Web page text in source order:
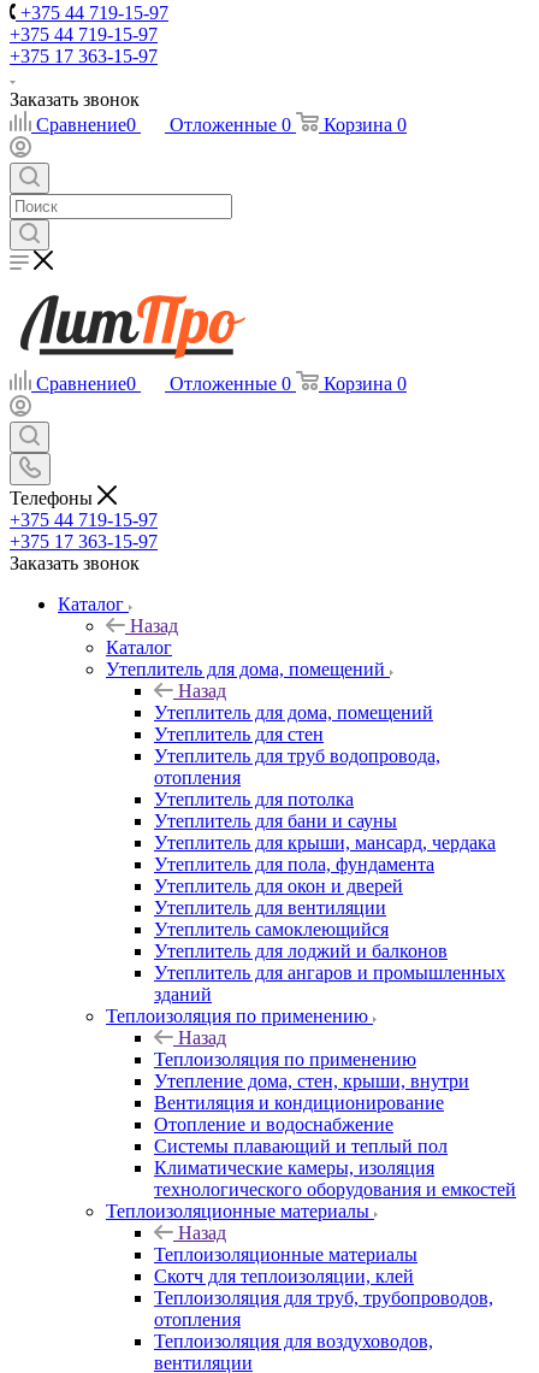
+375 44 719-15-97
+375 44 719-15-97
+375 17 363-15-97
Заказать звонок
Сравнение0 Отложенные 0 Корзина 0
Сравнение0 Отложенные 0 Корзина 0
Телефоны
+375 44 719-15-97
+375 17 363-15-97
Заказать звонок
Каталог
Назад
Каталог
Утеплитель для дома, помещений
Назад
Утеплитель для дома, помещений
Утеплитель для стен
Утеплитель для труб водопровода,
отопления
Утеплитель для потолка
Утеплитель для бани и сауны
Утеплитель для крыши, мансард, чердака
Утеплитель для пола, фундамента
Утеплитель для окон и дверей
Утеплитель для вентиляции
Утеплитель самоклеющийся
Утеплитель для лоджий и балконов
Утеплитель для ангаров и промышленных
зданий
Теплоизоляция по применению
Назад
Теплоизоляция по применению
Утепление дома, стен, крыши, внутри
Вентиляция и кондиционирование
Отопление и водоснабжение
Системы плавающий и теплый пол
Климатические камеры, изоляция
технологического оборудования и емкостей
Теплоизоляционные материалы
Назад
Теплоизоляционные материалы
Скотч для теплоизоляции, клей
Теплоизоляция для труб, трубопроводов,
отопления
Теплоизоляция для воздуховодов,
вентиляции